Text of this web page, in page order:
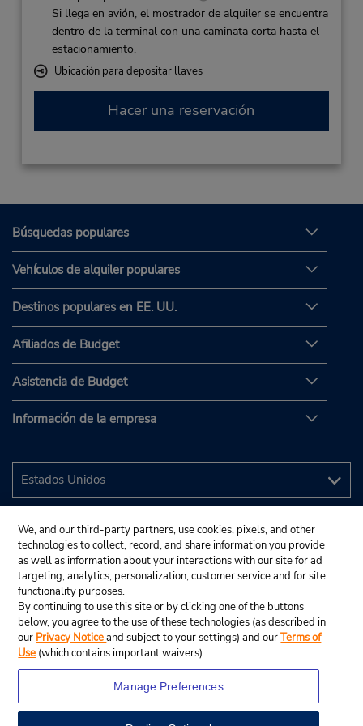
Si llega en avión, el mostrador de alquiler se encuentra
dentro de la terminal con una caminata corta hasta el
estacionamiento.
Ubicación para depositar llaves
Hacer una reservación
Búsquedas populares
Vehículos de alquiler populares
Destinos populares en EE. UU.
Afiliados de Budget
Asistencia de Budget
Información de la empresa
We, and our third-party partners, use cookies, pixels, and other
technologies to collect, record, and share information you provide
as well as information about your interactions with our site for ad
targeting, analytics, personalization, customer service and for site
functionality purposes.
By continuing to use this site or by clicking one of the buttons
below, you agree to the use of these technologies (as described in
our Privacy Noticeand subject to your settings) and ourTerms of
Use (which contains important waivers).
Manage Preferences